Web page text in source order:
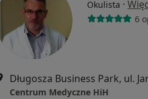
Okulista ·
6
Centrum Medyczne HiH